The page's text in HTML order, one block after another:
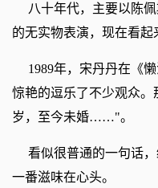
八十年代，主要以陈
的无实物表演，现在看起
1989年，宋丹丹在《
惊艳的逗乐了不少观众
岁，至今未婚……"。
看似很普通的一句话
一番滋味在心头。